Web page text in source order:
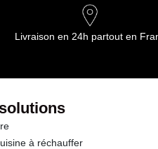
Livraison en 24h partout en
à réchauffer